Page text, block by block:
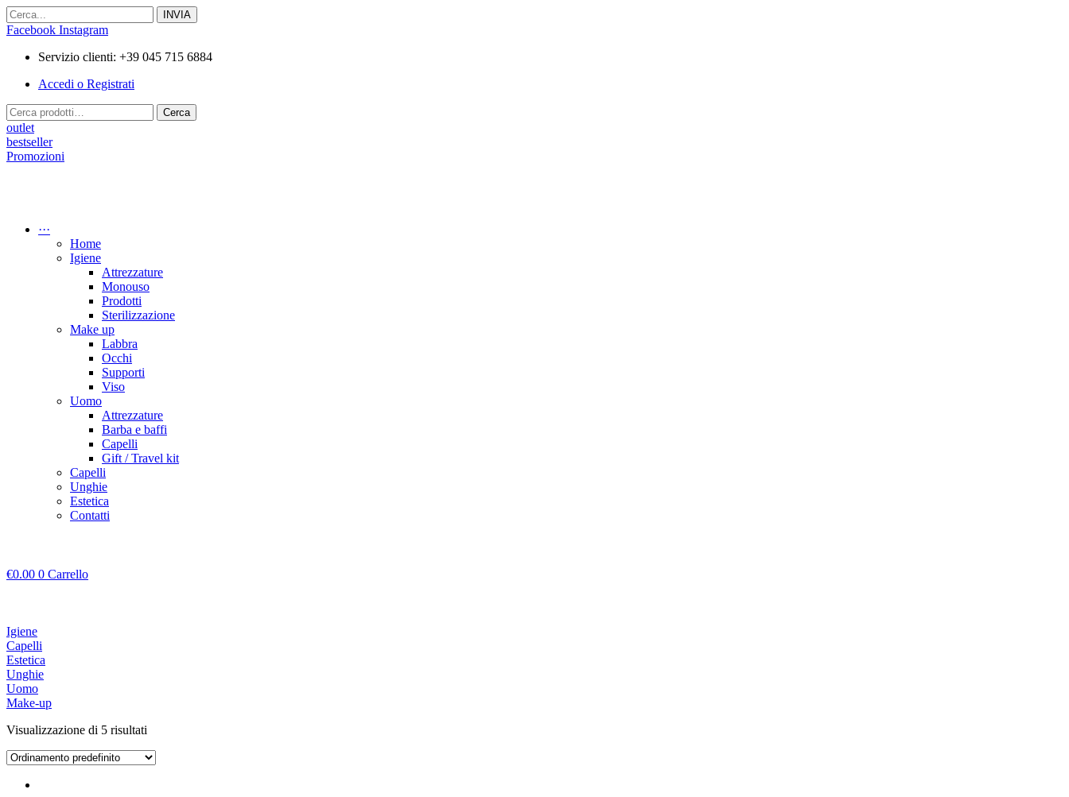
Vai
al
Facebook Instagram
Servizio clienti: +39 045 715 6884
Accedi o Registrati
Cerca:
Cerca
outlet
bestseller
Promozioni
···
Home
Igiene
Attrezzature
Monouso
Prodotti
Sterilizzazione
Make up
Labbra
Occhi
Supporti
Viso
Uomo
Attrezzature
Barba e baffi
Capelli
Gift / Travel kit
Capelli
Unghie
Estetica
Contatti
€0.00 0 Carrello
Igiene
Capelli
Estetica
Unghie
Uomo
Make-up
Visualizzazione di 5 risultati